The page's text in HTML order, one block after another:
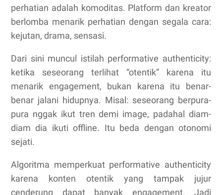
perhatian adalah komoditas. Platform dan kreator
berlomba menarik perhatian dengan segala cara:
kejutan, drama, sensasi.
Dari sini muncul istilah performative authenticity:
ketika seseorang terlihat “otentik” karena itu
menarik engagement, bukan karena itu benar-
benar jalani hidupnya. Misal: seseorang berpura-
pura nggak ikut tren demi image, padahal diam-
diam dia ikuti offline. Itu beda dengan otonomi
sejati.
Algoritma memperkuat performative authenticity
karena konten otentik yang tampak jujur
cenderung dapat banyak engagement. Jadi